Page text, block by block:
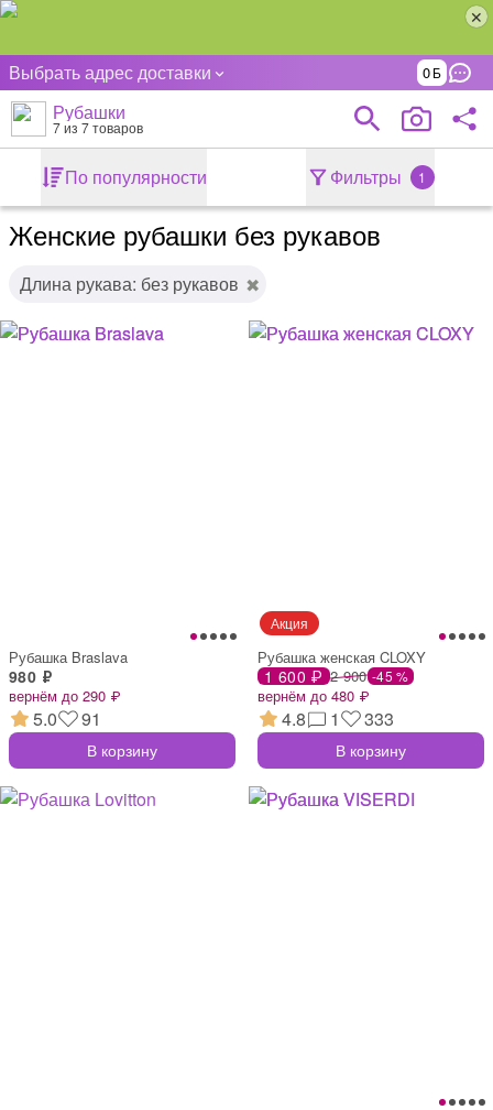
Выбрать адрес доставки 0
Рубашки
7из 7 товаров
По популярности Фильтры 1
Женские рубашки без рукавов
Длина рукава: без рукавов
Рубашка Braslava
980 ₽
вернём до 290 ₽
5.0 91
В корзину
Рубашка женская CLOXY
1 600 ₽ 2 900 -45 %
вернём до 480 ₽
4.8 1 333
В корзину